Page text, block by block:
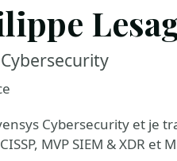
Cybersecurity et je
MVP SIEM & XDR et